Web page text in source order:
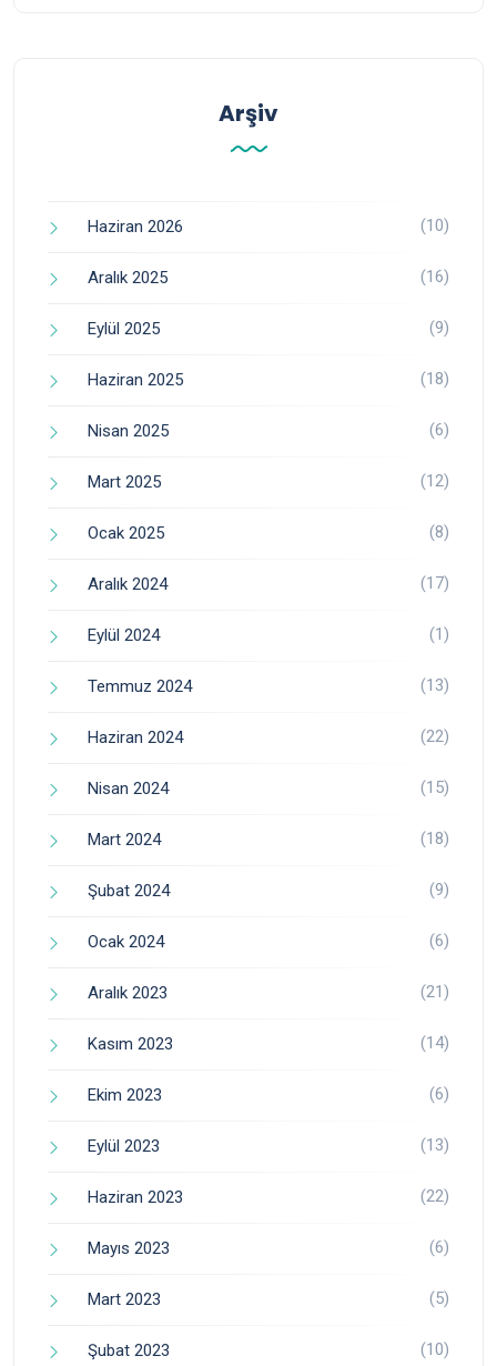
Arşiv
Haziran 2026 (10)
Aralık 2025 (16)
Eylül 2025 (9)
Haziran 2025 (18)
Nisan 2025 (6)
Mart 2025 (12)
Ocak 2025 (8)
Aralık 2024 (17)
Eylül 2024 (1)
Temmuz 2024 (13)
Haziran 2024 (22)
Nisan 2024 (15)
Mart 2024 (18)
Şubat 2024 (9)
Ocak 2024 (6)
Aralık 2023 (21)
Kasım 2023 (14)
Ekim 2023 (6)
Eylül 2023 (13)
Haziran 2023 (22)
Mayıs 2023 (6)
Mart 2023 (5)
Şubat 2023 (10)